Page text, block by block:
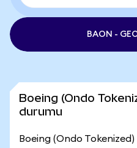
BAON -
Boeing (Ondo
durumu
Boeing (Ondo